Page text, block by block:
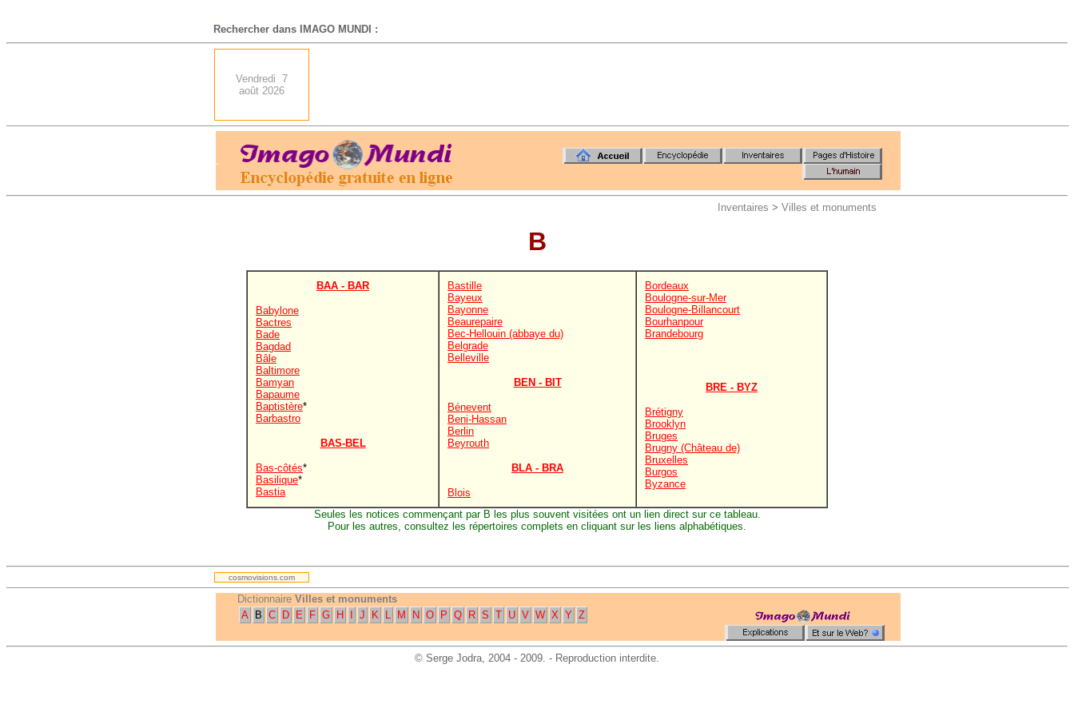
-
Rechercher dans IMAGO MUNDI :
Vendredi 7
août 2026
.
Inventaires > Villes et monuments
B
BAA - BAR
Babylone
Bactres
Bade
Bagdad
Bâle
Baltimore
Bamyan
Bapaume
Baptistère*
Barbastro
BAS-BEL
Bas-côtés*
Basilique*
Bastia
Bastille
Bayeux
Bayonne
Beaurepaire
Bec-Hellouin (abbaye du)
Belgrade
Belleville
BEN - BIT
Bénevent
Beni-Hassan
Berlin
Beyrouth
BLA - BRA
Blois
Bordeaux
Boulogne-sur-Mer
Boulogne-Billancourt
Bourhanpour
Brandebourg
BRE - BYZ
Brétigny
Brooklyn
Bruges
Brugny (Château de)
Bruxelles
Burgos
Byzance
Seules les notices commençant par B les plus souvent visitées ont un lien direct sur ce tableau.
Pour les autres, consultez les répertoires complets en cliquant sur les liens alphabétiques.
.
cosmovisions.com
Dictionnaire Villes et monuments
A
B C D E F G H J K L M N O P Q R S T U V W X Y Z
© Serge Jodra, 2004 - 2009. - Reproduction interdite.